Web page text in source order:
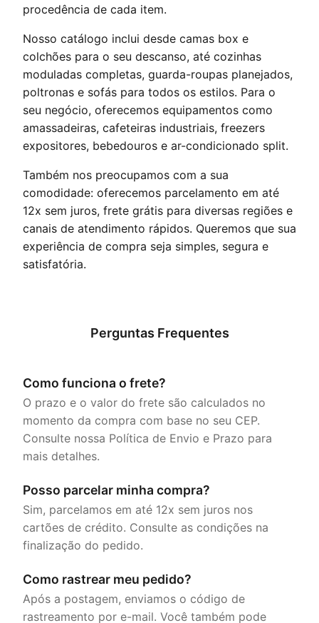
procedência de cada item.
Nosso catálogo inclui desde camas box e
colchões para o seu descanso, até cozinhas
moduladas completas, guarda-roupas planejados,
poltronas e sofás para todos os estilos. Para o
seu negócio, oferecemos equipamentos como
amassadeiras, cafeteiras industriais, freezers
expositores, bebedouros e ar-condicionado split.
Também nos preocupamos com a sua
comodidade: oferecemos parcelamento em até
12x sem juros, frete grátis para diversas regiões e
canais de atendimento rápidos. Queremos que sua
experiência de compra seja simples, segura e
satisfatória.
Perguntas Frequentes
Como funciona o frete?
O prazo e o valor do frete são calculados no
momento da compra com base no seu CEP.
Consulte nossa Política de Envio e Prazo para
mais detalhes.
Posso parcelar minha compra?
Sim, parcelamos em até 12x sem juros nos
cartões de crédito. Consulte as condições na
finalização do pedido.
Como rastrear meu pedido?
Após a postagem, enviamos o código de
rastreamento por e-mail. Você também pode